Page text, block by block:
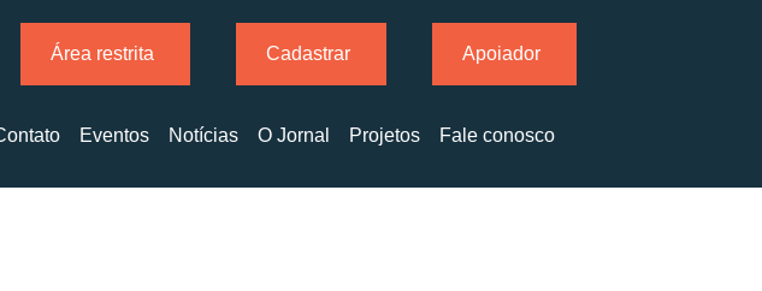
Área restrita Cadastrar Apoiador
Eventos Notícias O Jornal Projetos Fale conosco